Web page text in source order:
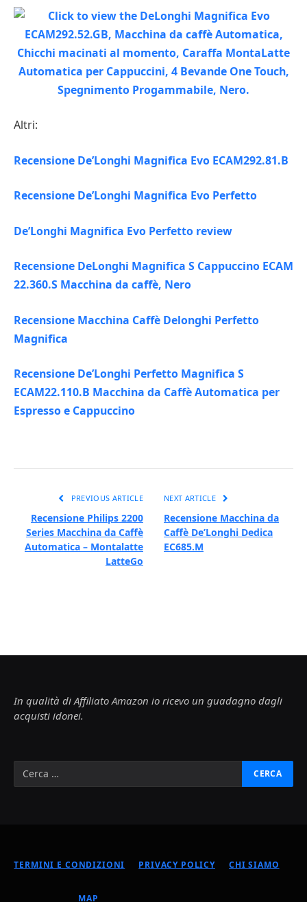
Altri:
Recensione De’Longhi Magnifica Evo ECAM292.81.B
Recensione De’Longhi Magnifica Evo Perfetto
De’Longhi Magnifica Evo Perfetto review
Recensione DeLonghi Magnifica S Cappuccino ECAM
22.360.S Macchina da caffè, Nero
Recensione Macchina Caffè Delonghi Perfetto
Magnifica
Recensione De’Longhi Perfetto Magnifica S
ECAM22.110.B Macchina da Caffè Automatica per
Espresso e Cappuccino
PREVIOUS ARTICLE
Recensione Philips 2200
Series Macchina da Caffè
Automatica – Montalatte
LatteGo
NEXT ARTICLE
Recensione Macchina da
Caffè De’Longhi Dedica
EC685.M
In qualità di Affiliato Amazon io ricevo un guadagno dagli
acquisti idonei.
TERMINI E CONDIZIONI PRIVACY POLICY CHI SIAMO
MAP